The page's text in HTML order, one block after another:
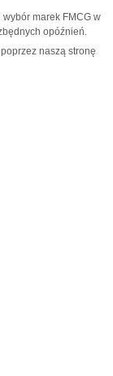
marek FMCG w
opóźnień.
naszą stronę